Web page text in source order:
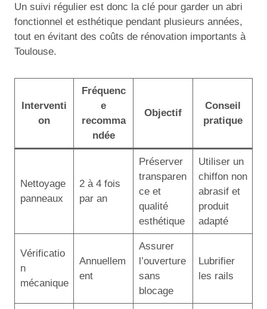
Un suivi régulier est donc la clé pour garder un abri
fonctionnel et esthétique pendant plusieurs années,
tout en évitant des coûts de rénovation importants à
Toulouse.
Interventi
on
Fréquenc
e
recomma
ndée
Objectif
Conseil
pratique
Nettoyage
panneaux
2 à 4 fois
par an
Préserver
transparen
ce et
qualité
esthétique
Utiliser un
chiffon non
abrasif et
produit
adapté
Vérificatio
n
mécanique
Annuellem
ent
Assurer
l’ouverture
sans
blocage
Lubrifier
les rails